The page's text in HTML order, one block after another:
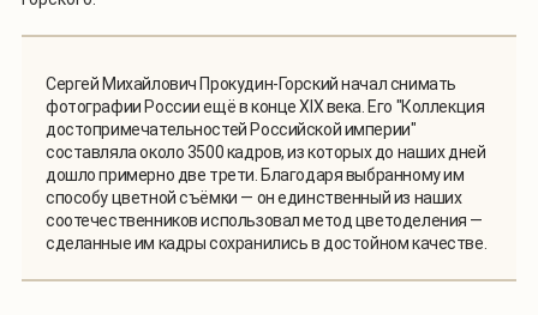
Сергей Михайлович Прокудин-Горский начал снимать
фотографии России ещё в конце XIX века. Его "Коллекция
достопримечательностей Российской империи"
составляла около 3500 кадров, из которых до наших дней
дошло примерно две трети. Благодаря выбранному им
способу цветной съёмки — он единственный из наших
соотечественников использовал метод цветоделения —
сделанные им кадры сохранились в достойном качестве.